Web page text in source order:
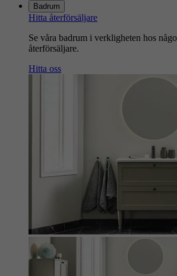
Badrum
Hitta återförsäljare
Se våra badrum i verkligheten hos
återförsäljare.
Hitta oss